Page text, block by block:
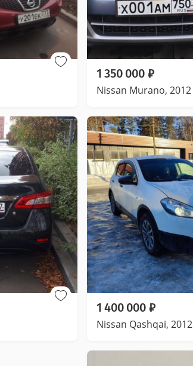
1 350 000 ₽
Nissan Murano, 2012
1 400 000 ₽
Nissan Qashqai, 2012